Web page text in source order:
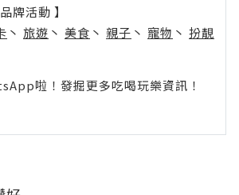
牌活動 】
丶 旅遊 丶 美食 丶 親子 丶 寵物 丶 扮靚
啦！發掘更多吃喝玩樂資訊！